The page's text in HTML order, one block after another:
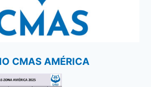
CMAS AMÉRICA